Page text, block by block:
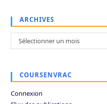
ARCHIVES
Archives
Sélectionner un mois
COURSENVRAC
Connexion